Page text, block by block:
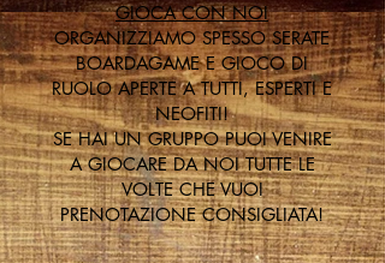
GIOCA CON NOI
ORGANIZZIAMO SPESSO SERATE
BOARDAGAME E GIOCO DI
RUOLO APERTE A TUTTI, ESPERTI E
NEOFITI!
SE HAI UN GRUPPO PUOI VENIRE
A GIOCARE DA NOI TUTTE LE
VOLTE CHE VUOI
PRENOTAZIONE CONSIGLIATA!